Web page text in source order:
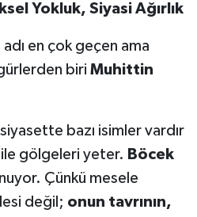
Yokluk, Siyasi Ağırlık
en çok geçen ama
biri Muhittin
bazı isimler vardır
gölgeleri yeter. Böcek
Çünkü mesele
değil; onun tavrının,